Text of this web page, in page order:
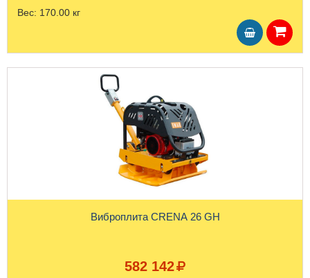
Вес: 170.00 кг
Виброплита CRENA 26 GH
582 142